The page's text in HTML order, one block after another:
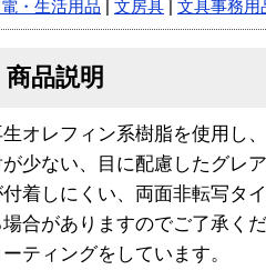
・生活用品 文房具 文具事務用
商品説明
オレフィン系樹脂を使用し
少ない、目に配慮したグレ
付着しにくい、両面非転写タ
場合がありますのでご了承く
ーティングをしています。